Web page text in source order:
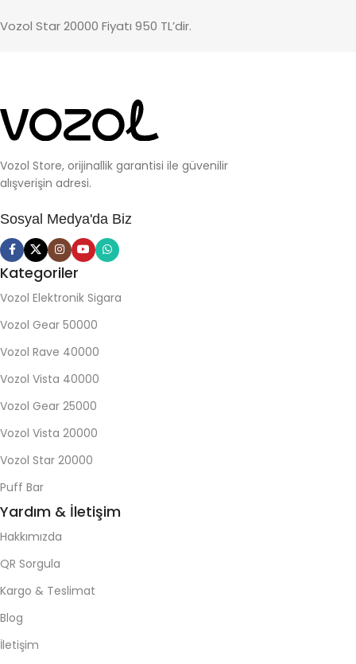
Vozol Star 20000 Fiyatı 950 TL’dir.
Vozol Store, orijinallik garantisi ile güvenilir
alışverişin adresi.
Sosyal Medya'da Biz
Kategoriler
Vozol Elektronik Sigara
Vozol Gear 50000
Vozol Rave 40000
Vozol Vista 40000
Vozol Gear 25000
Vozol Vista 20000
Vozol Star 20000
Puff Bar
Yardım & İletişim
Hakkımızda
QR Sorgula
Kargo & Teslimat
Blog
İletişim